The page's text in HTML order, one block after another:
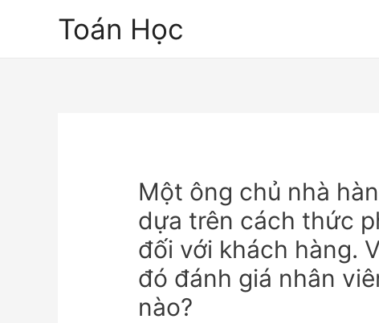
Toán Học
Một ông chủ nhà
dựa trên cách thức
đối với khách hàng.
đó đánh giá nhân
nào?